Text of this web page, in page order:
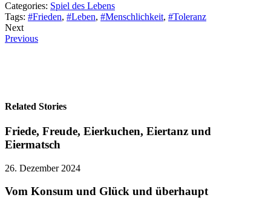
Categories: Spiel des Lebens
Tags: #Frieden, #Leben, #Menschlichkeit, #Toleranz
Next
Previous
Related Stories
Friede, Freude, Eierkuchen, Eiertanz und
Eiermatsch
26. Dezember 2024
Vom Konsum und Glück und überhaupt